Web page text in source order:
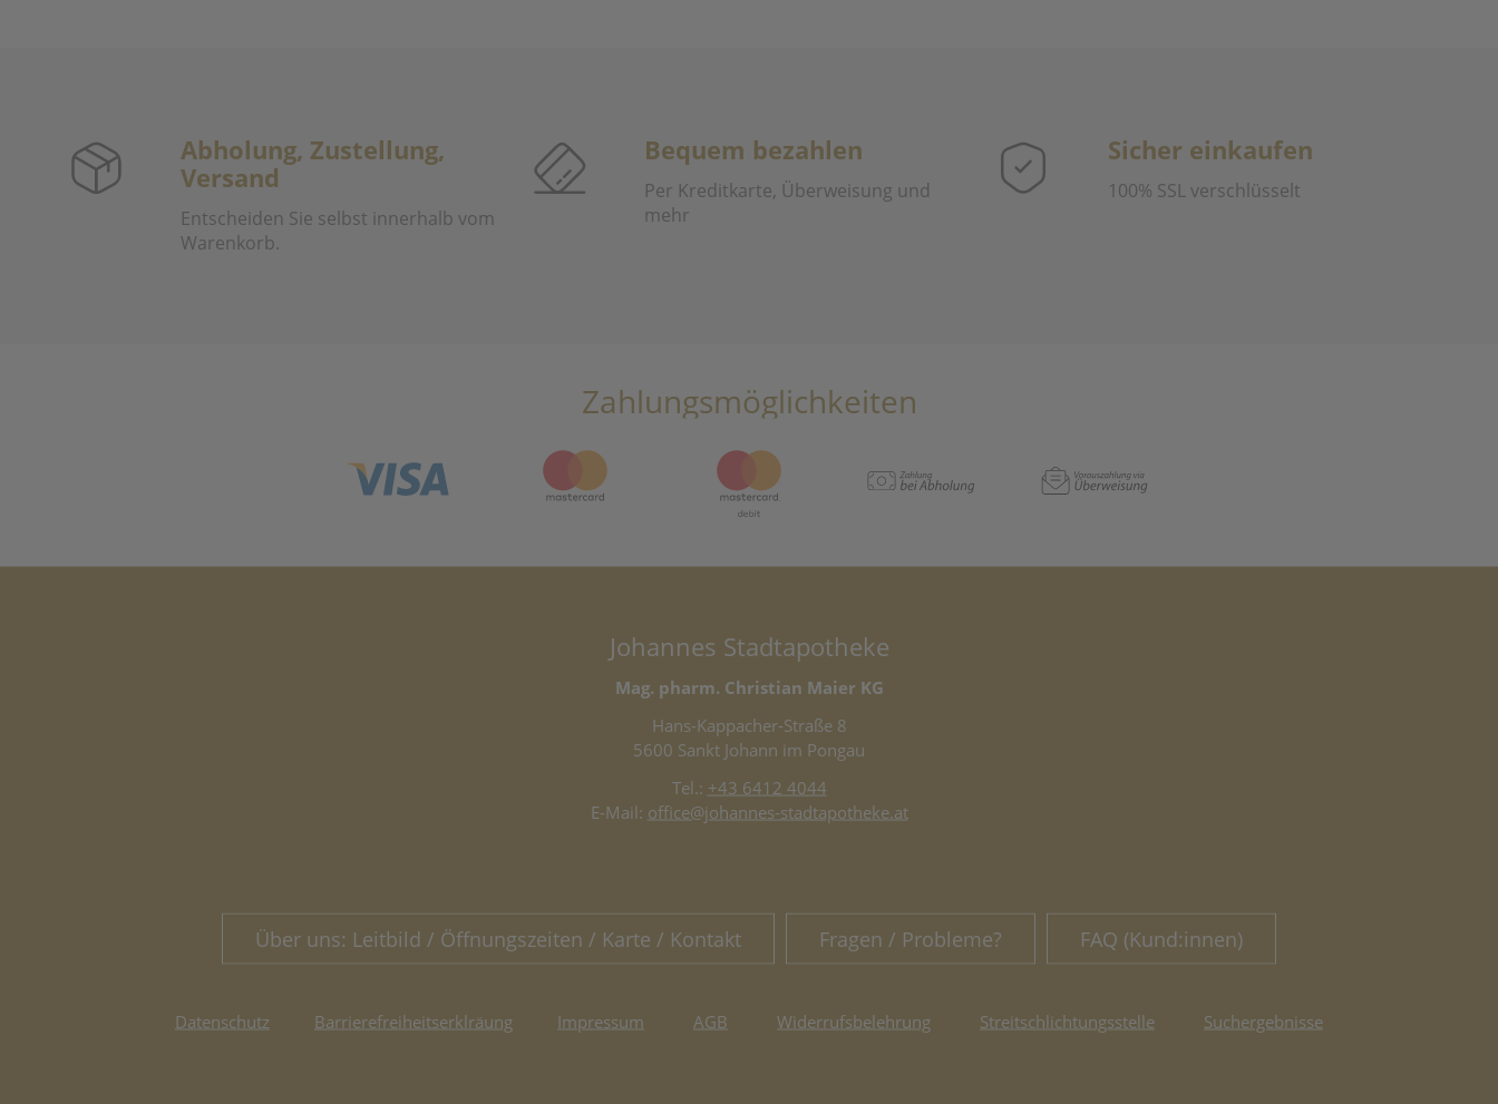
Abholung, Zustellung,
Versand
Entscheiden Sie selbst innerhalb vom
Warenkorb.
Bequem bezahlen
Per Kreditkarte, Überweisung und
mehr
Sicher einkaufen
100% SSL verschlüsselt
Zahlungsmöglichkeiten
Johannes Stadtapotheke
Mag. pharm. Christian Maier KG
Hans-Kappacher-Straße 8
5600 Sankt Johann im Pongau
Tel.: +43 6412 4044
E-Mail: office@johannes-stadtapotheke.at
Über uns: Leitbild / Öffnungszeiten / Karte / Kontakt Fragen / Probleme? FAQ (Kund:innen)
Datenschutz Barrierefreiheitserklräung Impressum AGB Widerrufsbelehrung Streitschlichtungsstelle Suchergebnisse